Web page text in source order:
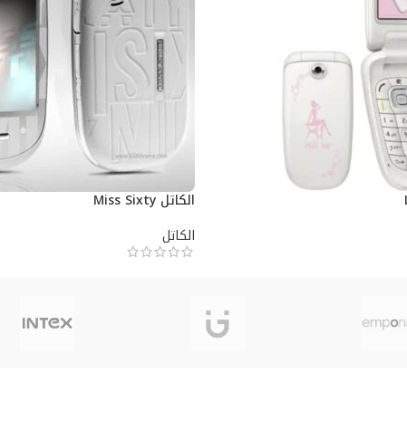
الكاتل Miss Sixty
الكاتل